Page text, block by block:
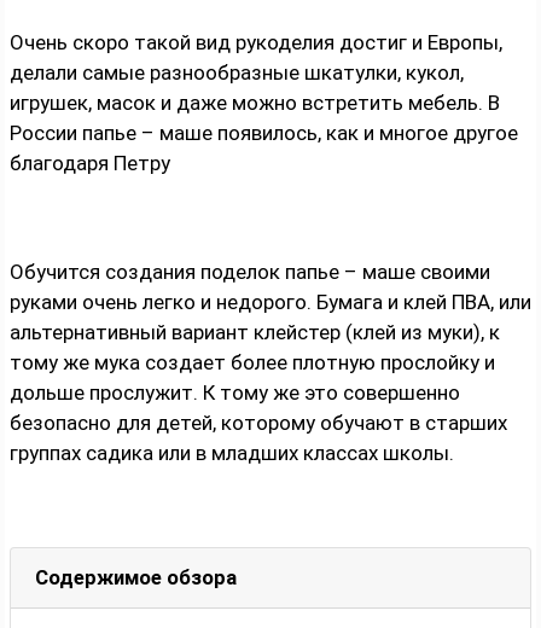
Очень скоро такой вид рукоделия достиг и Европы,
делали самые разнообразные шкатулки, кукол,
игрушек, масок и даже можно встретить мебель. В
России папье – маше появилось, как и многое другое
благодаря Петру
Обучится создания поделок папье – маше своими
руками очень легко и недорого. Бумага и клей ПВА, или
альтернативный вариант клейстер (клей из муки), к
тому же мука создает более плотную прослойку и
дольше прослужит. К тому же это совершенно
безопасно для детей, которому обучают в старших
группах садика или в младших классах школы.
Содержимое обзора